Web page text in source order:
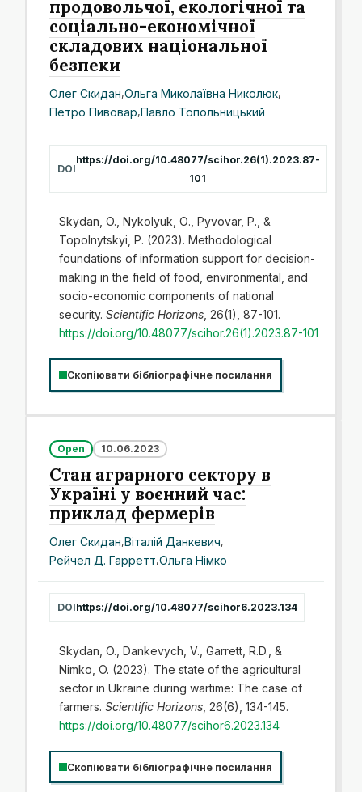
продовольчої, екологічної та
соціально-економічної
складових національної
безпеки
Олег Скидан,Ольга Миколаївна Николюк,
Петро Пивовар,Павло Топольницький
DOI
https://doi.org/10.48077/scihor.26(1).2023.87-
101
Skydan, O., Nykolyuk, О., Pyvovar, P., &
Topolnytskyi, P. (2023). Methodological
foundations of information support for decision-
making in the field of food, environmental, and
socio-economic components of national
security. Scientific Horizons, 26(1), 87-101.
https://doi.org/10.48077/scihor.26(1).2023.87-101
Скопіювати бібліографічне посилання
Open 10.06.2023
Стан аграрного сектору в
Україні у воєнний час:
приклад фермерів
Олег Скидан,Віталій Данкевич,
Рейчел Д. Гарретт,Ольга Німко
DOIhttps://doi.org/10.48077/scihor6.2023.134
Skydan, O., Dankevych, V., Garrett, R.D., &
Nimko, O. (2023). The state of the agricultural
sector in Ukraine during wartime: The case of
farmers. Scientific Horizons, 26(6), 134-145.
https://doi.org/10.48077/scihor6.2023.134
Скопіювати бібліографічне посилання